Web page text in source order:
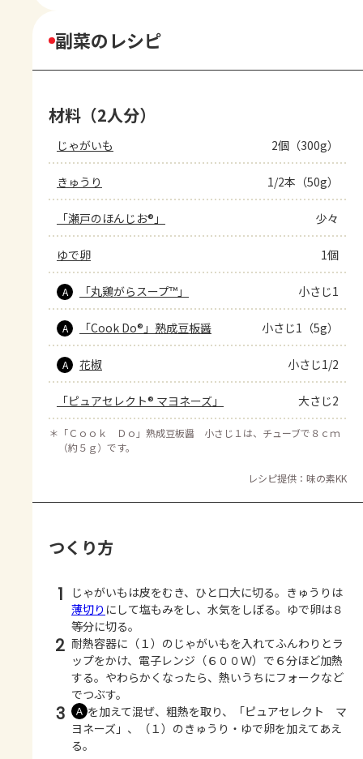
副菜のレシピ
材料（2人分）
じゃがいも 2個（300g）
きゅうり 1/2本（50g）
「瀬戸のほんじお®」 少々
ゆで卵 1個
A 「丸鶏がらスープ™」 小さじ1
A 「Cook Do®」熟成豆板醤 小さじ1（5g）
A 花椒 小さじ1/2
「ピュアセレクト® マヨネーズ」 大さじ2
＊ 「Ｃｏｏｋ Ｄｏ」熟成豆板醤 小さじ１は、チューブで８ｃｍ
（約５ｇ）です。
レシピ提供：味の素KK
つくり方
1
じゃがいもは皮をむき、ひと口大に切る。きゅうりは
薄切り にして塩もみをし、水気をしぼる。ゆで卵は８
等分に切る。
2 耐熱容器に（１）のじゃがいもを入れてふんわりとラ
ップをかけ、電子レンジ（６００Ｗ）で６分ほど加熱
する。やわらかくなったら、熱いうちにフォークなど
でつぶす。
3 Ａ を加えて混ぜ、粗熱を取り、「ピュアセレクト マ
ヨネーズ」、（１）のきゅうり・ゆで卵を加えてあえ
る。